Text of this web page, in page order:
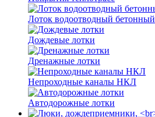
Лоток водоотводный бетонный
Дождевые лотки
Дренажные лотки
Непроходные каналы НКЛ
Автодорожные лотки